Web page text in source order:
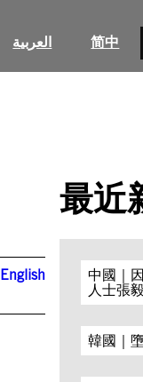
العربية 简中
English
最近
中國｜
人士張
韓國｜